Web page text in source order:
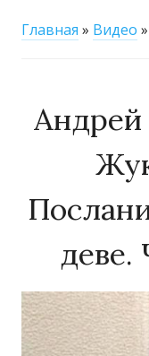
Главная » Видео »
деве.